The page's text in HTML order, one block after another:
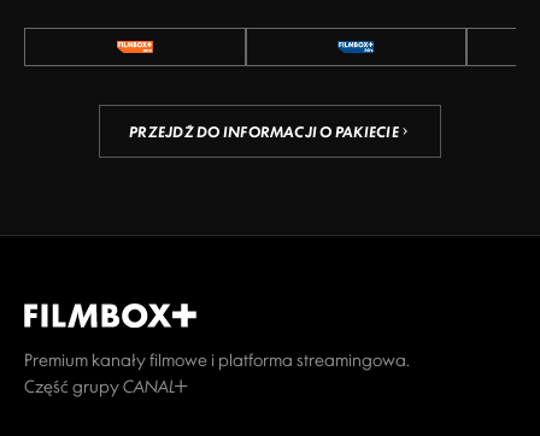
PRZEJDŹ DO INFORMACJI O PAKIECIE
Premium kanały filmowe i platforma streamingowa.
Część grupy CANAL+